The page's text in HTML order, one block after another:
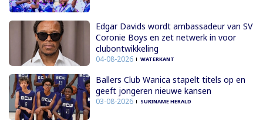
Edgar Davids wordt ambassadeur van SV
Coronie Boys en zet netwerk in voor
clubontwikkeling
04-08-2026 WATERKANT
Ballers Club Wanica stapelt titels op en
geeft jongeren nieuwe kansen
03-08-2026 SURINAME HERALD